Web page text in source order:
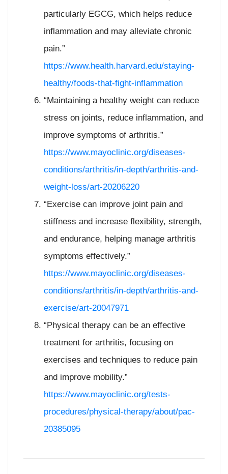
particularly EGCG, which helps reduce
inflammation and may alleviate chronic
pain.”
https://www.health.harvard.edu/staying-
healthy/foods-that-fight-inflammation
“Maintaining a healthy weight can reduce
stress on joints, reduce inflammation, and
improve symptoms of arthritis.”
https://www.mayoclinic.org/diseases-
conditions/arthritis/in-depth/arthritis-and-
weight-loss/art-20206220
“Exercise can improve joint pain and
stiffness and increase flexibility, strength,
and endurance, helping manage arthritis
symptoms effectively.”
https://www.mayoclinic.org/diseases-
conditions/arthritis/in-depth/arthritis-and-
exercise/art-20047971
“Physical therapy can be an effective
treatment for arthritis, focusing on
exercises and techniques to reduce pain
and improve mobility.”
https://www.mayoclinic.org/tests-
procedures/physical-therapy/about/pac-
20385095